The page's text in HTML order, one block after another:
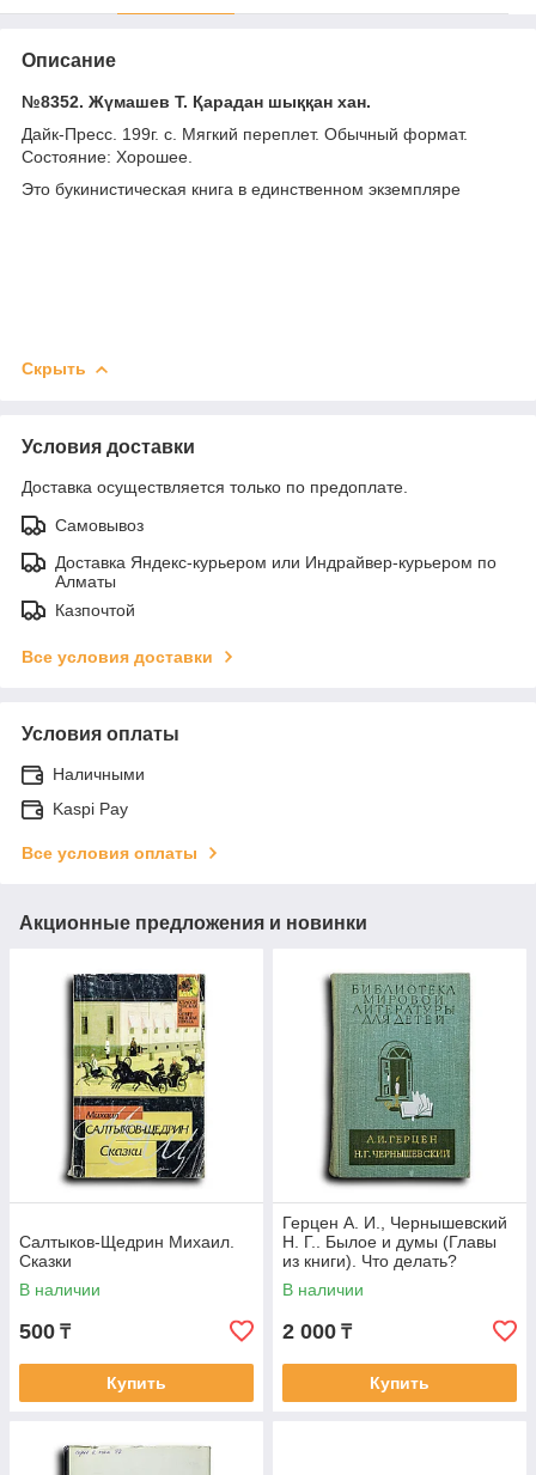
Описание
№8352. Жүмашев Т. Қарадан шыққан хан.
Дайк-Пресс. 199г. с. Мягкий переплет. Обычный формат.
Состояние: Хорошее.
Это букинистическая книга в единственном экземпляре
Скрыть
Условия доставки
Доставка осуществляется только по предоплате.
Самовывоз
Доставка Яндекс-курьером или Индрайвер-курьером по
Алматы
Казпочтой
Все условия доставки
Условия оплаты
Наличными
Kaspi Pay
Все условия оплаты
Акционные предложения и новинки
Салтыков-Щедрин Михаил.
Сказки
В наличии
500 ₸
Купить
Герцен А. И., Чернышевский
Н. Г.. Былое и думы (Главы
из книги). Что делать?
В наличии
2 000 ₸
Купить